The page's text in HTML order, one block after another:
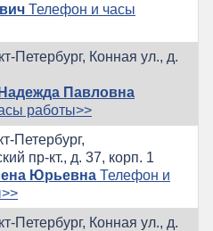
Телефон и часы
Петербург, Конная ул., д.
Павловна
работы>>
Петербург,
пр-кт., д. 37, корп. 1
Юрьевна Телефон и
Петербург, Конная ул., д.